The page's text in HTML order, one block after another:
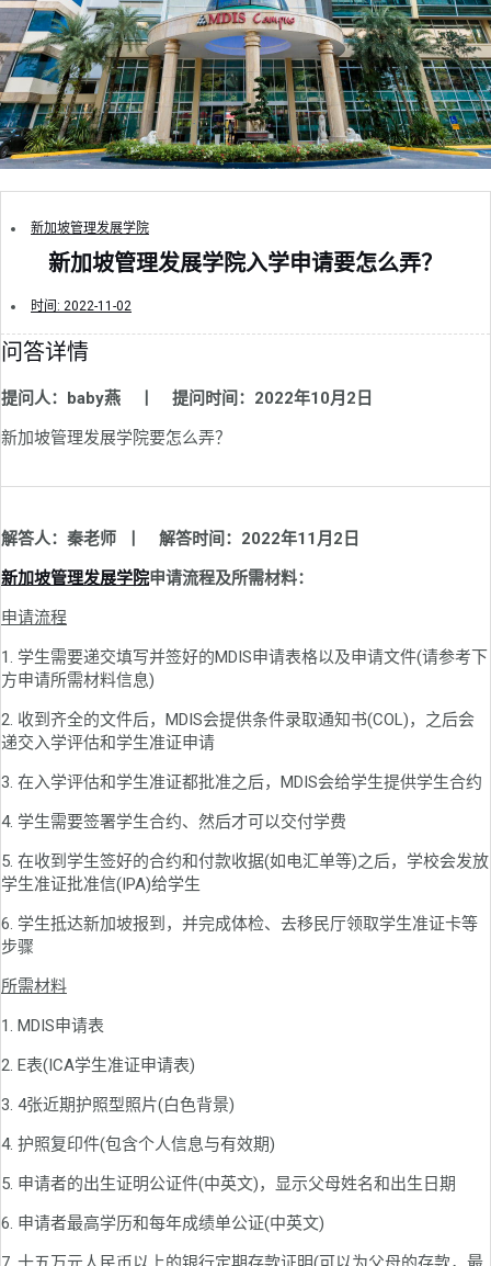
新加坡管理发展学院
新加坡管理发展学院入学申请要怎么弄？
时间: 2022-11-02
问答详情
提问人：baby燕 丨 提问时间：2022年10月2日
新加坡管理发展学院要怎么弄？
解答人：秦老师 丨 解答时间：2022年11月2日
新加坡管理发展学院申请流程及所需材料：
申请流程
1. 学生需要递交填写并签好的MDIS申请表格以及申请文件(请参考下
方申请所需材料信息)
2. 收到齐全的文件后，MDIS会提供条件录取通知书(COL)，之后会
递交入学评估和学生准证申请
3. 在入学评估和学生准证都批准之后，MDIS会给学生提供学生合约
4. 学生需要签署学生合约、然后才可以交付学费
5. 在收到学生签好的合约和付款收据(如电汇单等)之后，学校会发放
学生准证批准信(IPA)给学生
6. 学生抵达新加坡报到，并完成体检、去移民厅领取学生准证卡等
步骤
所需材料
1. MDIS申请表
2. E表(ICA学生准证申请表)
3. 4张近期护照型照片(白色背景)
4. 护照复印件(包含个人信息与有效期)
5. 申请者的出生证明公证件(中英文)，显示父母姓名和出生日期
6. 申请者最高学历和每年成绩单公证(中英文)